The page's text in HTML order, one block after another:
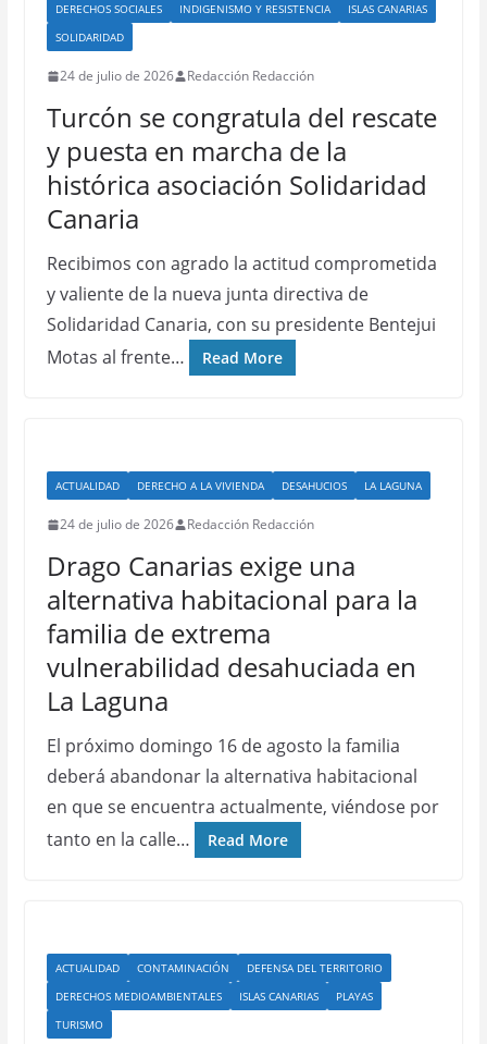
DERECHOS SOCIALES
INDIGENISMO Y RESISTENCIA
ISLAS CANARIAS
SOLIDARIDAD
24 de julio de 2026 Redacción Redacción
Turcón se congratula del rescate
y puesta en marcha de la
histórica asociación Solidaridad
Canaria
Recibimos con agrado la actitud comprometida
y valiente de la nueva junta directiva de
Solidaridad Canaria, con su presidente Bentejui
Motas al frente…
Read More
ACTUALIDAD DERECHO A LA VIVIENDA DESAHUCIOS LA LAGUNA
24 de julio de 2026 Redacción Redacción
Drago Canarias exige una
alternativa habitacional para la
familia de extrema
vulnerabilidad desahuciada en
La Laguna
El próximo domingo 16 de agosto la familia
deberá abandonar la alternativa habitacional
en que se encuentra actualmente, viéndose por
tanto en la calle…
Read More
ACTUALIDAD CONTAMINACIÓN
DEFENSA DEL TERRITORIO
DERECHOS MEDIOAMBIENTALES
ISLAS CANARIAS
PLAYAS
TURISMO